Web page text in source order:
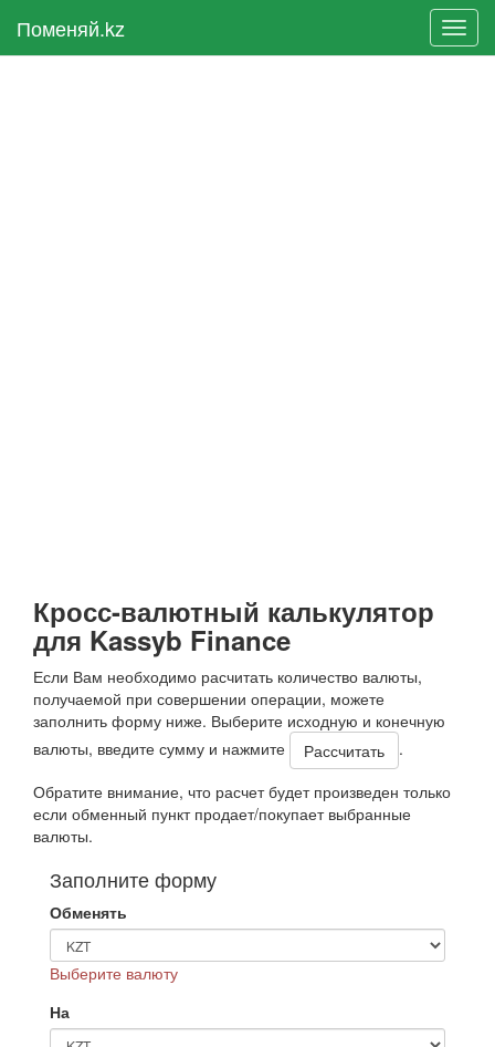
Поменяй.kz
Кросс-валютный калькулятор
для Kassyb Finance
Если Вам необходимо расчитать количество валюты,
получаемой при совершении операции, можете
заполнить форму ниже. Выберите исходную и конечную
валюты, введите сумму и нажмите
.
Обратите внимание, что расчет будет произведен только
если обменный пункт продает/покупает выбранные
валюты.
Заполните форму
Обменять
Выберите валюту
На